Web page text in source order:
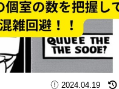
2024.04.19